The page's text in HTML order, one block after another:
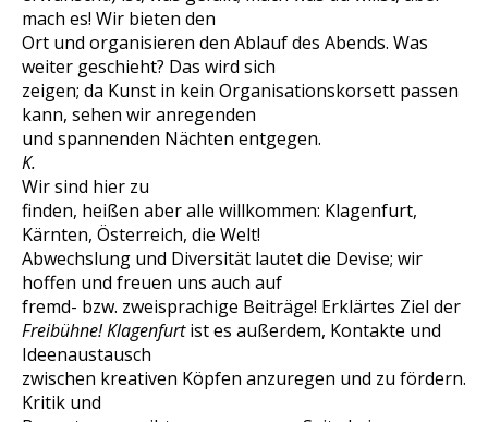
mach es! Wir bieten den
Ort und organisieren den Ablauf des Abends. Was
weiter geschieht? Das wird sich
zeigen; da Kunst in kein Organisationskorsett passen
kann, sehen wir anregenden
und spannenden Nächten entgegen.
K.
Wir sind hier zu
finden, heißen aber alle willkommen: Klagenfurt,
Kärnten, Österreich, die Welt!
Abwechslung und Diversität lautet die Devise; wir
hoffen und freuen uns auch auf
fremd- bzw. zweisprachige Beiträge! Erklärtes Ziel der
Freibühne! Klagenfurtist es außerdem, Kontakte und
Ideenaustausch
zwischen kreativen Köpfen anzuregen und zu fördern.
Kritik und